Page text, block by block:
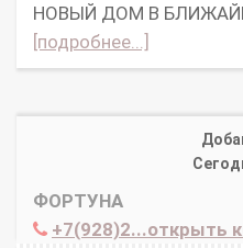
НОВЫЙ ДОМ В
[подробнее...]
ФОРТУНА
+7(928)2...открыть